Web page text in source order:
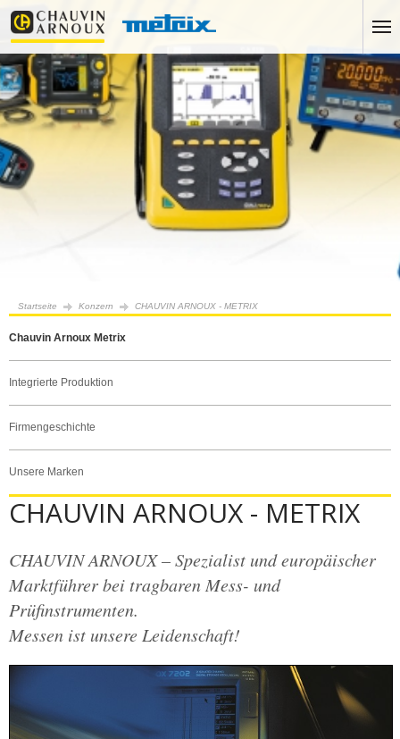
Startseite Konzern CHAUVIN ARNOUX - METRIX
Chauvin Arnoux Metrix
Integrierte Produktion
Firmengeschichte
Unsere Marken
CHAUVIN ARNOUX - METRIX
CHAUVIN ARNOUX – Spezialist und europäischer
Marktführer bei tragbaren Mess- und
Prüfinstrumenten.
Messen ist unsere Leidenschaft!